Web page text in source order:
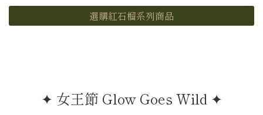
選購紅石榴系列商品
✦ 女王節 Glow Goes Wild ✦